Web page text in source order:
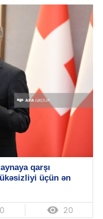
qarşı
üçün ən
0  20